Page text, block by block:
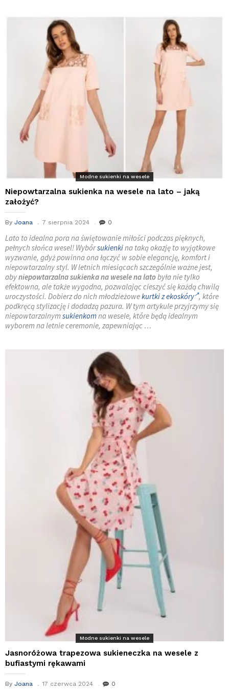
Modne sukienki na wesele
Niepowtarzalna sukienka na wesele na lato – jaką
założyć?
By Joana 7 sierpnia 2024 0
Lato to idealna pora na świętowanie miłości podczas pięknych,
pełnych słońca wesel! Wybórsukienkina taką okazję to wyjątkowe
wyzwanie, gdyż powinna ona łączyć w sobie elegancję, komfort i
niepowtarzalny styl. W letnich miesiącach szczególnie ważne jest,
abyniepowtarzalna sukienka na weselena latobyła nie tylko
efektowna, ale także wygodna, pozwalając cieszyć się każdą chwilą
uroczystości. Dobierz do nich młodzieżowekurtki z ekoskóry , które
podkręcą stylizację i dodadzą pazura. W tym artykule przyjrzymy się
niepowtarzalnym sukienkomna wesele, które będą idealnym
wyborem na letnie ceremonie, zapewniając …
Modne sukienki na wesele
Jasnoróżowa trapezowa sukieneczka na wesele z
bufiastymi rękawami
By Joana 17 czerwca 2024 0